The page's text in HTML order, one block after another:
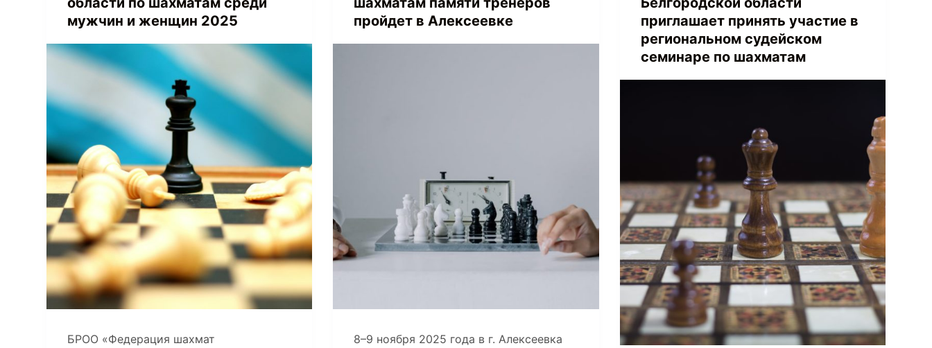
мужчин и женщин 2025
БРОО «Федерация шахмат
пройдет в Алексеевке
8–9 ноября 2025 года в г. Алексеевка
приглашает принять участие в
региональном судейском
семинаре по шахматам